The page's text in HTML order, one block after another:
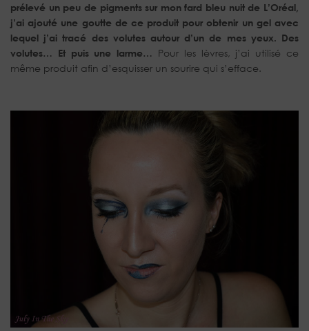
prélevé un peu de pigments sur mon fard bleu nuit de L’Oréal,
j’ai ajouté une goutte de ce produit pour obtenir un gel avec
lequel j’ai tracé des volutes autour d’un de mes yeux. Des
volutes… Et puis une larme… Pour les lèvres, j’ai utilisé ce
même produit afin d’esquisser un sourire qui s’efface.